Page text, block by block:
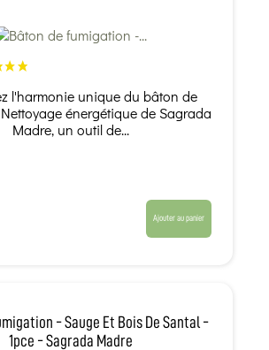
l'harmonie unique du bâton de
énergétique de Sagrada
Madre, un outil de...
Ajouter au panier
- Sauge Et Bois De Santal -
1pce - Sagrada Madre